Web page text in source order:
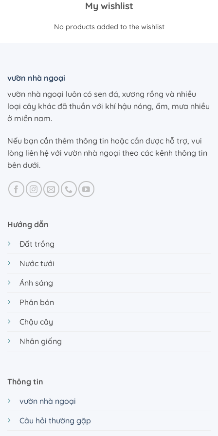
My wishlist
No products added to the wishlist
vườn nhà ngoại
vườn nhà ngoại luôn có sen đá, xương rồng và nhiều
loại cây khác đã thuần với khí hậu nóng, ẩm, mưa nhiều
ở miền nam.
Nếu bạn cần thêm thông tin hoặc cần được hỗ trợ, vui
lòng liên hệ với vườn nhà ngoại theo các kênh thông tin
bên dưới.
Hướng dẫn
Đất trồng
Nước tưới
Ánh sáng
Phân bón
Chậu cây
Nhân giống
Thông tin
vườn nhà ngoại
Câu hỏi thường gặp